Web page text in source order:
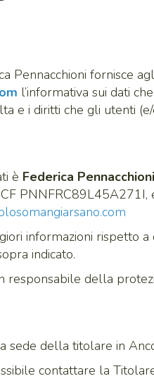
Pennacchioni fornisce
l’informativa sui dati
e i diritti che gli utenti
è Federica Pennacchioni
PNNFRC89L45A271I,
informazioni rispetto
indicato.
responsabile della
sede della titolare in
contattare la